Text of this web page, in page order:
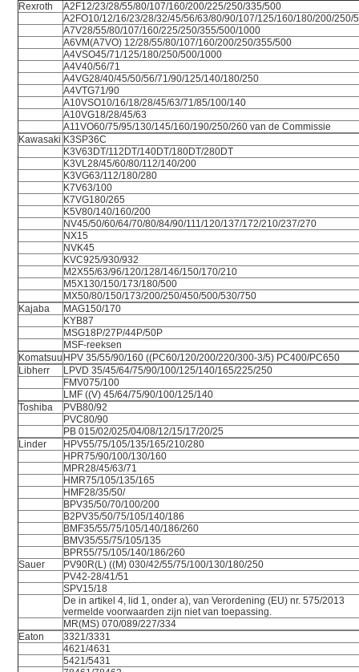
Rexroth
A2F12/23/28/55/80/107/160/200/225/250/335/500
A2FO10/12/16/23/28/32/45/56/63/80/90/107/125/160/180/200/250/
A7V28/55/80/107/160/225/250/355/500/1000
A6VM(A7VO) 12/28/55/80/107/160/200/250/355/500
A4VSO45/71/125/180/250/500/1000
A4V40/56/71
A4VG28/40/45/50/56/71/90/125/140/180/250
A4VTG71/90
A10VSO10/16/18/28/45/63/71/85/100/140
A10VG18/28/45/63
A11VO60/75/95/130/145/160/190/250/260 van de Commissie
Kawasaki K3SP36C
K3V63DT/112DT/140DT/180DT/280DT
K3VL28/45/60/80/112/140/200
K3VG63/112/180/280
K7V63/100
K7VG180/265
K5V80/140/160/200
NV45/50/60/64/70/80/84/90/111/120/137/172/210/237/270
NX15
NVK45
KVC925/930/932
M2X55/63/96/120/128/146/150/170/210
M5X130/150/173/180/500
MX50/80/150/173/200/250/450/500/530/750
Kajaba
MAG150/170
KYB87
MSG18P/27P/44P/50P
MSF-reeksen
Komatsuu HPV 35/55/90/160 ((PC60/120/200/220/300-3/5) PC400/PC650
Libherr
LPVD 35/45/64/75/90/100/125/140/165/225/250
FMV075/100
LMF ((V) 45/64/75/90/100/125/140
Toshiba
PVB80/92
PVC80/90
PB 015/02/025/04/08/12/15/17/20/25
Linder
HPV55/75/105/135/165/210/280
HPR75/90/100/130/160
MPR28/45/63/71
HMR75/105/135/165
HMF28/35/50/
BPV35/50/70/100/200
B2PV35/50/75/105/140/186
BMF35/55/75/105/140/186/260
BMV35/55/75/105/135
BPR55/75/105/140/186/260
Sauer
PV90R(L) ((M) 030/42/55/75/100/130/180/250
PV42-28/41/51
SPV15/18
De in artikel 4, lid 1, onder a), van Verordening (EU) nr. 575/2013
vermelde voorwaarden zijn niet van toepassing.
MR(MS) 070/089/227/334
Eaton
3321/3331
4621/4631
5421/5431